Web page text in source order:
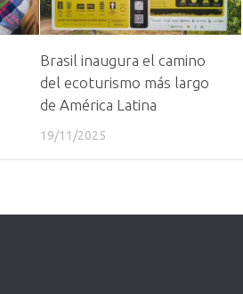
Brasil inaugura el camino
del ecoturismo más largo
de América Latina
19/11/2025